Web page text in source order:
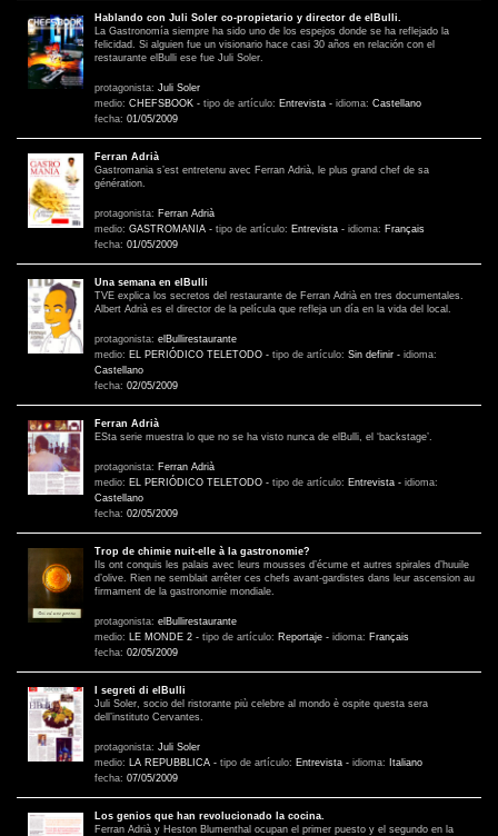
Hablando con Juli Soler co-propietario y director de elBulli.
La Gastronomía siempre ha sido uno de los espejos donde se ha reflejado la
felicidad. Si alguien fue un visionario hace casi 30 años en relación con el
restaurante elBulli ese fue Juli Soler.
protagonista: Juli Soler
medio: CHEFSBOOK - tipo de artículo: Entrevista - idioma: Castellano
fecha: 01/05/2009
Ferran Adrià
Gastromania s’est entretenu avec Ferran Adrià, le plus grand chef de sa
génération.
protagonista: Ferran Adrià
medio: GASTROMANIA - tipo de artículo: Entrevista - idioma: Français
fecha: 01/05/2009
Una semana en elBulli
TVE explica los secretos del restaurante de Ferran Adrià en tres documentales.
Albert Adrià es el director de la película que refleja un día en la vida del local.
protagonista: elBullirestaurante
medio: EL PERIÓDICO TELETODO - tipo de artículo: Sin definir - idioma:
Castellano
fecha: 02/05/2009
Ferran Adrià
ESta serie muestra lo que no se ha visto nunca de elBulli, el ‘backstage’.
protagonista: Ferran Adrià
medio: EL PERIÓDICO TELETODO - tipo de artículo: Entrevista - idioma:
Castellano
fecha: 02/05/2009
Trop de chimie nuit-elle à la gastronomie?
Ils ont conquis les palais avec leurs mousses d’écume et autres spirales d’huuile
d’olive. Rien ne semblait arrêter ces chefs avant-gardistes dans leur ascension au
firmament de la gastronomie mondiale.
protagonista: elBullirestaurante
medio: LE MONDE 2 - tipo de artículo: Reportaje - idioma: Français
fecha: 02/05/2009
I segreti di elBulli
Juli Soler, socio del ristorante più celebre al mondo è ospite questa sera
dell’instituto Cervantes.
protagonista: Juli Soler
medio: LA REPUBBLICA - tipo de artículo: Entrevista - idioma:
Italiano
fecha: 07/05/2009
Los genios que han revolucionado la cocina.
Ferran Adrià y Heston Blumenthal ocupan el primer puesto y el segundo en la